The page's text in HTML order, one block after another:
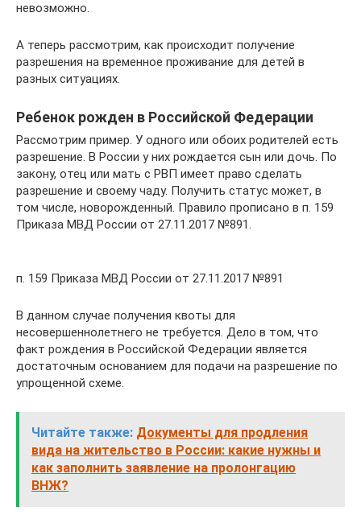
невозможно.
А теперь рассмотрим, как происходит получение
разрешения на временное проживание для детей в
разных ситуациях.
Ребенок рожден в Российской Федерации
Рассмотрим пример. У одного или обоих родителей есть
разрешение. В России у них рождается сын или дочь. По
закону, отец или мать с РВП имеет право сделать
разрешение и своему чаду. Получить статус может, в
том числе, новорожденный. Правило прописано в п. 159
Приказа МВД России от 27.11.2017 №891.
п. 159 Приказа МВД России от 27.11.2017 №891
В данном случае получения квоты для
несовершеннолетнего не требуется. Дело в том, что
факт рождения в Российской Федерации является
достаточным основанием для подачи на разрешение по
упрощенной схеме.
Читайте также: Документы для продления
вида на жительство в России: какие нужны и
как заполнить заявление на пролонгацию
ВНЖ?